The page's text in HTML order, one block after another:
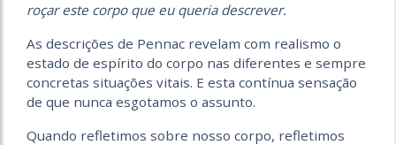
roçar este corpo que eu queria descrever.
As descrições de Pennac revelam com realismo o
estado de espírito do corpo nas diferentes e sempre
concretas situações vitais. E esta contínua sensação
de que nunca esgotamos o assunto.
Quando refletimos sobre nosso corpo, refletimos